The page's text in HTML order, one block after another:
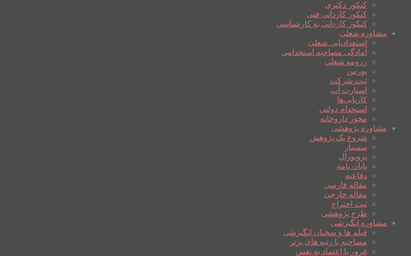
کنکور دکتری
کنکور کاردانی فنی
کنکور کاردانی به کارشناسی
مشاوره شغلی
استعدادیابی شغلی
آمادگی مصاحبه استخدامی
رزومه شغلی
بورس
ثبت شرکت
استارت آپ
کاریابی‌ها
استخدام دولتی
مجوز داروخانه
مشاوره پژوهشی
شروع یک پژوهش
سمینار
پروپوزال
پایان نامه
دفاعیه
مقاله فارسی
مقاله خارجی
ثبت اختراع
طرح پژوهشی
مشاوره انگیزشی
فیلم ها و سخنان انگیزشی
مصاحبه با رتبه های برتر
غرور یا اعتماد به نفس